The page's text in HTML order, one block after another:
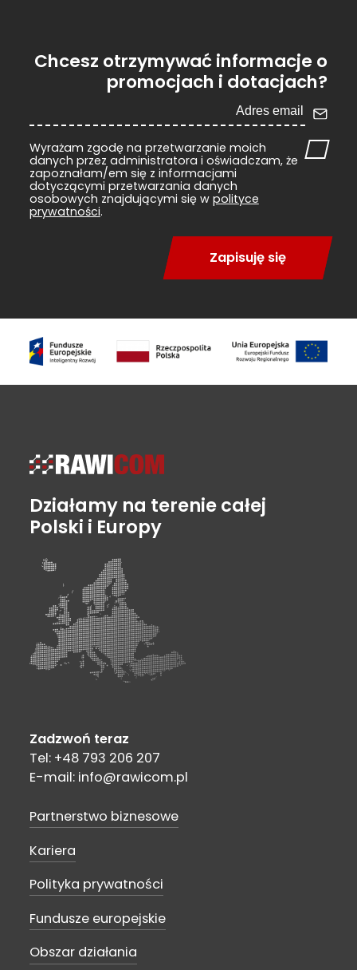
Działamy na terenie całej
Polski i Europy
Zadzwoń teraz
Tel: +48 793 206 207
E-mail: info@rawicom.pl
Partnerstwo biznesowe
Kariera
Polityka prywatności
Fundusze europejskie
Obszar działania
Chcesz otrzymywać informacje o
promocjach i dotacjach?
Wyrażam zgodę na przetwarzanie moich
danych przez administratora i oświadczam, że
zapoznałam/em się z informacjami
dotyczącymi przetwarzania danych
osobowych znajdującymi się w polityce
prywatności.
Zapisuję się